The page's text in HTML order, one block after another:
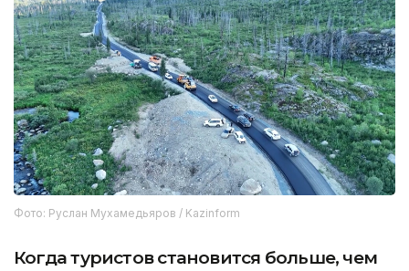
Фото: Руслан Мухамедьяров / Kazinform
Когда туристов становится больше, чем